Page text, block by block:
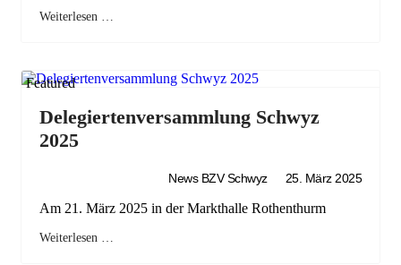
Weiterlesen …
Featured
Delegiertenversammlung Schwyz
2025
News BZV Schwyz 25. März 2025
Am 21. März 2025 in der Markthalle Rothenthurm
Weiterlesen …